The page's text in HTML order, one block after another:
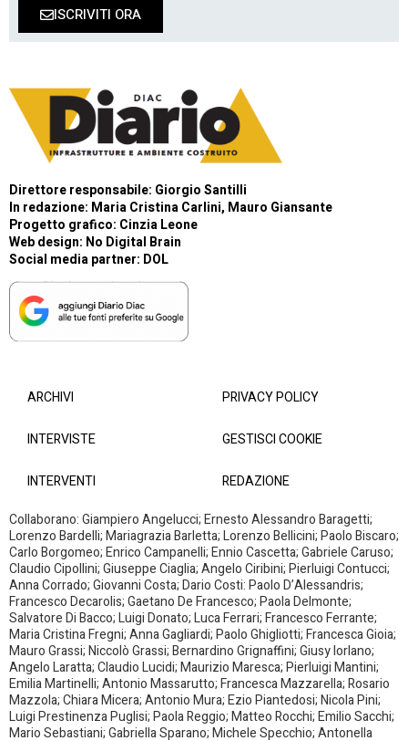
ISCRIVITI ORA
Direttore responsabile: Giorgio Santilli
In redazione: Maria Cristina Carlini, Mauro Giansante
Progetto grafico: Cinzia Leone
Web design: No Digital Brain
Social media partner: DOL
ARCHIVI
INTERVISTE
INTERVENTI
PRIVACY POLICY
GESTISCI COOKIE
REDAZIONE
Collaborano: Giampiero Angelucci; Ernesto Alessandro Baragetti;
Lorenzo Bardelli; Mariagrazia Barletta; Lorenzo Bellicini; Paolo Biscaro;
Carlo Borgomeo; Enrico Campanelli; Ennio Cascetta; Gabriele Caruso;
Claudio Cipollini; Giuseppe Ciaglia; Angelo Ciribini; Pierluigi Contucci;
Anna Corrado; Giovanni Costa; Dario Costi: Paolo D’Alessandris;
Francesco Decarolis; Gaetano De Francesco; Paola Delmonte;
Salvatore Di Bacco; Luigi Donato; Luca Ferrari; Francesco Ferrante;
Maria Cristina Fregni; Anna Gagliardi; Paolo Ghigliotti; Francesca Gioia;
Mauro Grassi; Niccolò Grassi; Bernardino Grignaffini; Giusy Iorlano;
Angelo Laratta; Claudio Lucidi; Maurizio Maresca; Pierluigi Mantini;
Emilia Martinelli; Antonio Massarutto; Francesca Mazzarella; Rosario
Mazzola; Chiara Micera; Antonio Mura; Ezio Piantedosi; Nicola Pini;
Luigi Prestinenza Puglisi; Paola Reggio; Matteo Rocchi; Emilio Sacchi;
Mario Sebastiani; Gabriella Sparano; Michele Specchio; Antonella